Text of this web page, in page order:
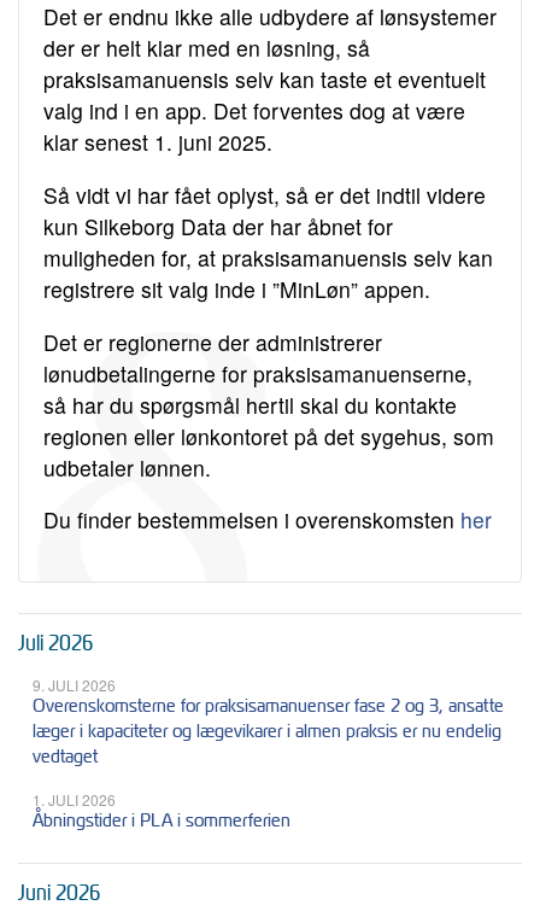
Det er endnu ikke alle udbydere af lønsystemer
der er helt klar med en løsning, så
praksisamanuensis selv kan taste et eventuelt
valg ind i en app. Det forventes dog at være
klar senest 1. juni 2025.
Så vidt vi har fået oplyst, så er det indtil videre
kun Silkeborg Data der har åbnet for
muligheden for, at praksisamanuensis selv kan
registrere sit valg inde i ”MinLøn” appen.
Det er regionerne der administrerer
lønudbetalingerne for praksisamanuenserne,
så har du spørgsmål hertil skal du kontakte
regionen eller lønkontoret på det sygehus, som
udbetaler lønnen.
Du finder bestemmelsen i overenskomsten her
Juli 2026
9. JULI 2026
Overenskomsterne for praksisamanuenser fase 2 og 3, ansatte
læger i kapaciteter og lægevikarer i almen praksis er nu endelig
vedtaget
1. JULI 2026
Åbningstider i PLA i sommerferien
Juni 2026